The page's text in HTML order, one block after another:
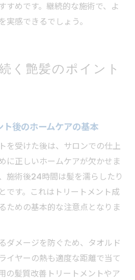
すめです。継続的な施術で、よ
実感できるでしょう。
く艶髪のポイント
後のホームケアの基本
を受けた後は、サロンでの仕上
に正しいホームケアが欠かせま
施術後24時間は髪を濡らしたり
です。これはトリートメント成
ための基本的な注意点となりま
ダメージを防ぐため、タオルド
イヤーの熱も適度な距離で当て
の髪質改善トリートメントやア